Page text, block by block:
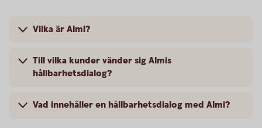
Vilka är Almi?
Till vilka kunder vänder sig Almis
hållbarhetsdialog?
Vad innehåller en hållbarhetsdialog med Almi?